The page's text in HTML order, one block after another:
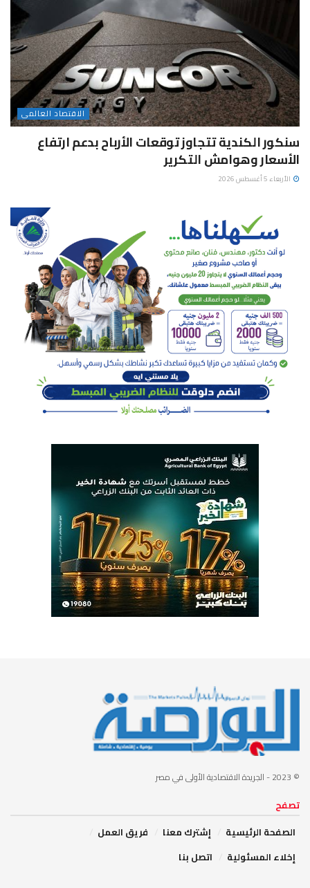
الاقتصاد العالمى
سنكور الكندية تتجاوز توقعات الأرباح بدعم ارتفاع
الأسعار وهوامش التكرير
الأربعاء 5 أغسطس 2026
© 2023 - الجريدة الاقتصادية الأولى في مصر
تصفح
الصفحة الرئيسية
إشترك معنا
فريق العمل
إخلاء المسئولية
اتصل بنا